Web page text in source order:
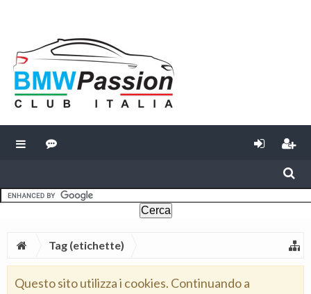
Tag (etichette)
Questo sito utilizza i cookies. Continuando a